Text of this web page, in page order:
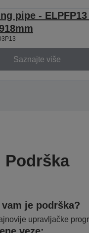
pipe - ELPFP13
Saznajte više
Podrška
je podrška?
upravljačke